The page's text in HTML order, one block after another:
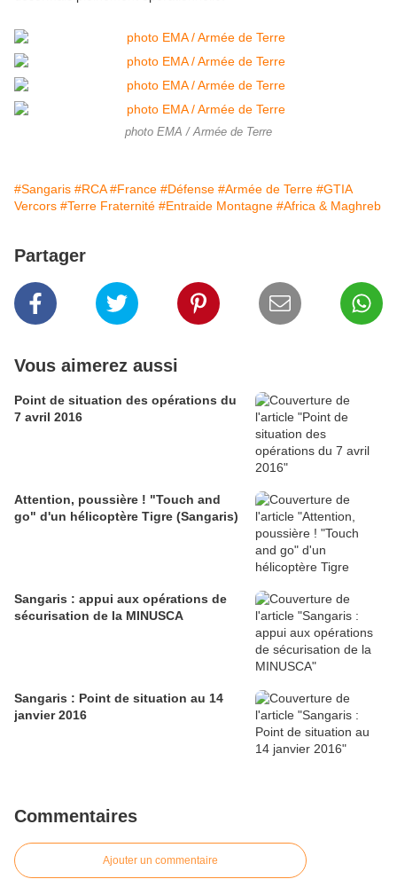
photo EMA / Armée de Terre
#Sangaris #RCA #France #Défense #Armée de Terre #GTIA
Vercors #Terre Fraternité #Entraide Montagne #Africa & Maghreb
Partager
Vous aimerez aussi
Point de situation des opérations du
7 avril 2016
Attention, poussière ! "Touch and
go" d'un hélicoptère Tigre (Sangaris)
Sangaris : appui aux opérations de
sécurisation de la MINUSCA
Sangaris : Point de situation au 14
janvier 2016
Commentaires
Ajouter un commentaire